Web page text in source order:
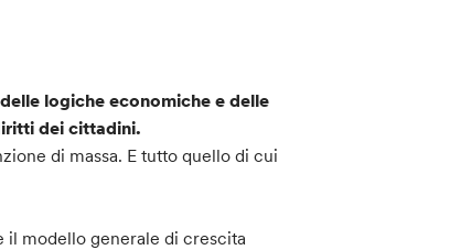
logiche economiche e delle
dei cittadini.
di massa. E tutto quello di cui
il modello generale di crescita